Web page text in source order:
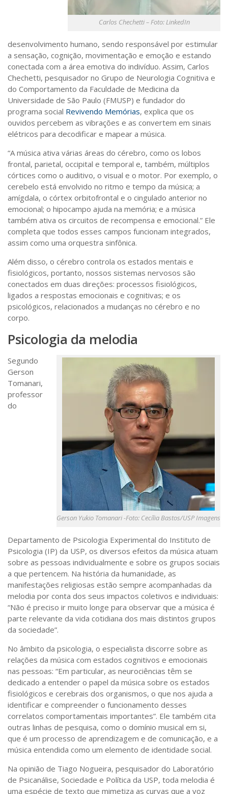
Carlos Chechetti – Foto: LinkedIn
desenvolvimento humano, sendo responsável por estimular
a sensação, cognição, movimentação e emoção e estando
conectada com a área emotiva do indivíduo. Assim, Carlos
Chechetti, pesquisador no Grupo de Neurologia Cognitiva e
do Comportamento da Faculdade de Medicina da
Universidade de São Paulo (FMUSP) e fundador do
programa social Revivendo Memórias, explica que os
ouvidos percebem as vibrações e as convertem em sinais
elétricos para decodificar e mapear a música.
“A música ativa várias áreas do cérebro, como os lobos
frontal, parietal, occipital e temporal e, também, múltiplos
córtices como o auditivo, o visual e o motor. Por exemplo, o
cerebelo está envolvido no ritmo e tempo da música; a
amígdala, o córtex orbitofrontal e o cingulado anterior no
emocional; o hipocampo ajuda na memória; e a música
também ativa os circuitos de recompensa e emocional.” Ele
completa que todos esses campos funcionam integrados,
assim como uma orquestra sinfônica.
Além disso, o cérebro controla os estados mentais e
fisiológicos, portanto, nossos sistemas nervosos são
conectados em duas direções: processos fisiológicos,
ligados a respostas emocionais e cognitivas; e os
psicológicos, relacionados a mudanças no cérebro e no
corpo.
Psicologia da melodia
Gerson Yukio Tomanari -Foto: Cecília Bastos/USP Imagens
Segundo
Gerson
Tomanari,
professor
do
Departamento de Psicologia Experimental do Instituto de
Psicologia (IP) da USP, os diversos efeitos da música atuam
sobre as pessoas individualmente e sobre os grupos sociais
a que pertencem. Na história da humanidade, as
manifestações religiosas estão sempre acompanhadas da
melodia por conta dos seus impactos coletivos e individuais:
“Não é preciso ir muito longe para observar que a música é
parte relevante da vida cotidiana dos mais distintos grupos
da sociedade”.
No âmbito da psicologia, o especialista discorre sobre as
relações da música com estados cognitivos e emocionais
nas pessoas: “Em particular, as neurociências têm se
dedicado a entender o papel da música sobre os estados
fisiológicos e cerebrais dos organismos, o que nos ajuda a
identificar e compreender o funcionamento desses
correlatos comportamentais importantes”. Ele também cita
outras linhas de pesquisa, como o domínio musical em si,
que é um processo de aprendizagem e de comunicação, e a
música entendida como um elemento de identidade social.
Na opinião de Tiago Nogueira, pesquisador do Laboratório
de Psicanálise, Sociedade e Política da USP, toda melodia é
uma espécie de texto que mimetiza as curvas que a voz